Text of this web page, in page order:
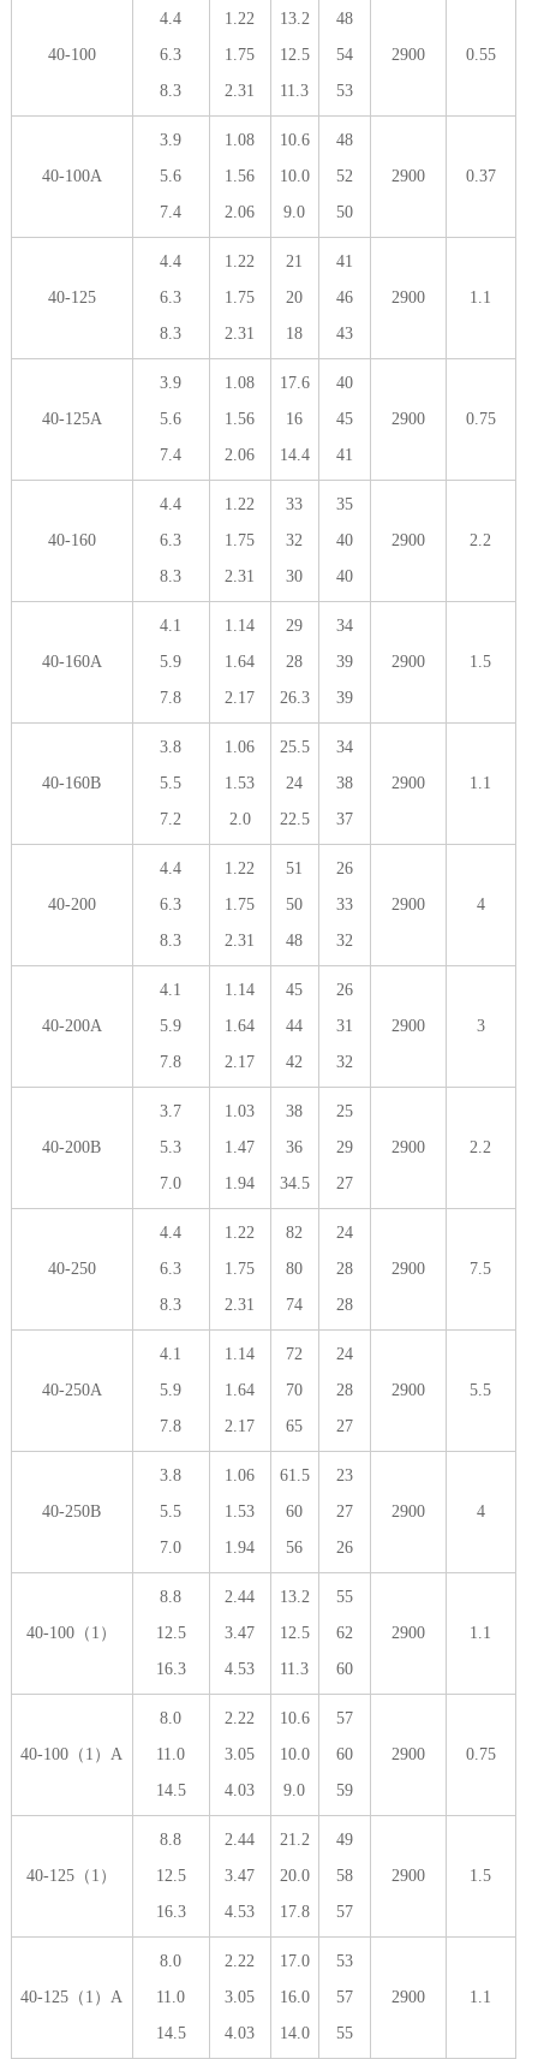
40-100
4.4
6.3
8.3
1.22
1.75
2.31
13.2
12.5
11.3
48
54
53
2900 0.55
40-100A
3.9
5.6
7.4
1.08
1.56
2.06
10.6
10.0
9.0
48
52
50
2900 0.37
40-125
4.4
6.3
8.3
1.22
1.75
2.31
21
20
18
41
46
43
2900 1.1
40-125A
3.9
5.6
7.4
1.08
1.56
2.06
17.6
16
14.4
40
45
41
2900 0.75
40-160
4.4
6.3
8.3
1.22
1.75
2.31
33
32
30
35
40
40
2900 2.2
40-160A
4.1
5.9
7.8
1.14
1.64
2.17
29
28
26.3
34
39
39
2900 1.5
40-160B
3.8
5.5
7.2
1.06
1.53
2.0
25.5
24
22.5
34
38
37
2900 1.1
40-200
4.4
6.3
8.3
1.22
1.75
2.31
51
50
48
26
33
32
2900 4
40-200A
4.1
5.9
7.8
1.14
1.64
2.17
45
44
42
26
31
32
2900 3
40-200B
3.7
5.3
7.0
1.03
1.47
1.94
38
36
34.5
25
29
27
2900 2.2
40-250
4.4
6.3
8.3
1.22
1.75
2.31
82
80
74
24
28
28
2900 7.5
40-250A
4.1
5.9
7.8
1.14
1.64
2.17
72
70
65
24
28
27
2900 5.5
40-250B
3.8
5.5
7.0
1.06
1.53
1.94
61.5
60
56
23
27
26
2900 4
40-100（1）
8.8
12.5
16.3
2.44
3.47
4.53
13.2
12.5
11.3
55
62
60
2900 1.1
40-100（1）A
8.0
11.0
14.5
2.22
3.05
4.03
10.6
10.0
9.0
57
60
59
2900 0.75
40-125（1）
8.8
12.5
16.3
2.44
3.47
4.53
21.2
20.0
17.8
49
58
57
2900 1.5
40-125（1）A
8.0
11.0
14.5
2.22
3.05
4.03
17.0
16.0
14.0
53
57
55
2900 1.1